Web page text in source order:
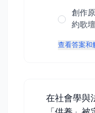
創作
約歌
查看答案和
在社會學與